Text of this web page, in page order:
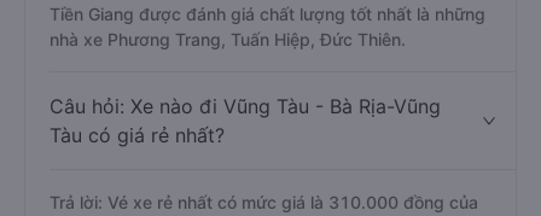
Tiền Giang được đánh giá chất lượng tốt nhất là những
nhà xe Phương Trang, Tuấn Hiệp, Đức Thiên.
Câu hỏi: Xe nào đi Vũng Tàu - Bà Rịa-Vũng
Tàu có giá rẻ nhất?
Trả lời: Vé xe rẻ nhất có mức giá là 310.000 đồng của